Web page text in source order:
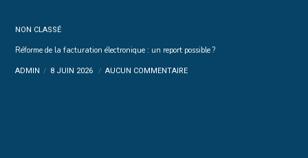
NON CLASSÉ
Réforme de la facturation électronique : un report possible ?
ADMIN 8 JUIN 2026 AUCUN COMMENTAIRE